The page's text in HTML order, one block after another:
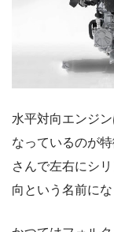
水平対向エンジ
なっているのが
さんで左右にシ
向という名前にな